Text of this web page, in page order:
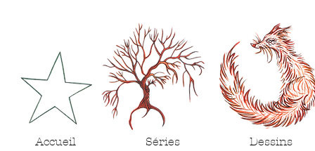
Accueil Séries Dessins